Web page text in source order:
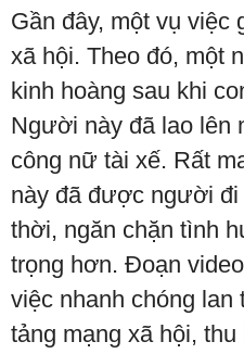
Gần đây, một vụ việc
xã hội. Theo đó, một
kinh hoàng sau khi
Người này đã lao lên
công nữ tài xế. Rất
này đã được người
thời, ngăn chặn tình
trọng hơn. Đoạn
việc nhanh chóng lan
tảng mạng xã hội,